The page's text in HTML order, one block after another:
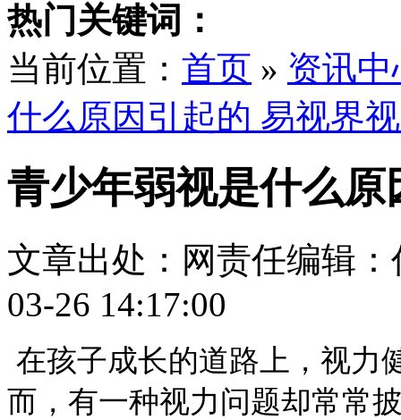
热门关键词：
当前位置： 首页 » 资讯中
什么原因引起的 易视界
青少年弱视是什么
文章出处： 网责任编辑：
03-26 14:17:00
在孩子成长的道路上，视力
而，有一种视力问题却常常